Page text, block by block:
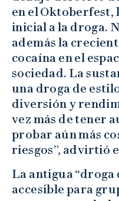
en el Oktoberfest,
inicial a la droga.
además la
cocaína en el
sociedad. La
una droga de
diversión y
vez más de tener
probar aún más
riesgos”, advirtió
La antigua
accesible para